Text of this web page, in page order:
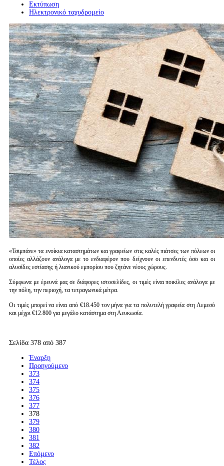
Εκτύπωση
Ηλεκτρονικό ταχυδρομείο
«Τσιμπάνε» τα ενοίκια καταστημάτων και γραφείων στις καλές πιάτσες των πόλεων οι
οποίες αλλάζουν ανάλογα με το ενδιαφέρον που δείχνουν οι επενδυτές όσο και οι
αλυσίδες εστίασης ή λιανικού εμπορίου που ζητάνε νέους χώρους.
Σύμφωνα με έρευνά μας σε διάφορες ιστοσελίδες, οι τιμές είναι ποικίλες ανάλογα με
την πόλη, την περιοχή, τα τετραγωνικά μέτρα.
Οι τιμές μπορεί να είναι από €18.450 τον μήνα για τα πολυτελή γραφεία στη Λεμεσό
και μέχρι €12.800 για μεγάλο κατάστημα στη Λευκωσία.
Σελίδα 378 από 387
Έναρξη
Προηγούμενο
373
374
375
376
377
378
379
380
381
382
Επόμενο
Τέλος